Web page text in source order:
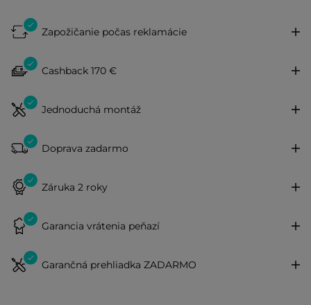
Zapožičanie počas reklamácie
Cashback 170 €
Jednoduchá montáž
Doprava zadarmo
Záruka 2 roky
Garancia vrátenia peňazí
Garančná prehliadka ZADARMO